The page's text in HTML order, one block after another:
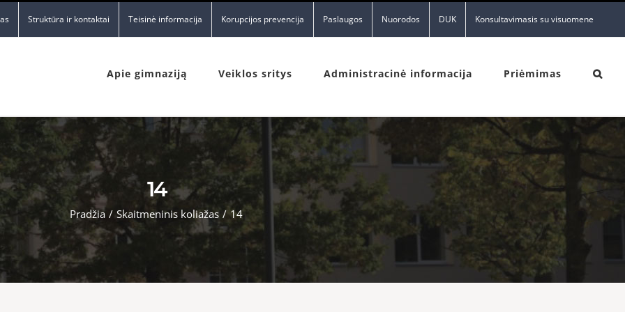
Struktūra ir kontaktai Teisinė informacija Korupcijos prevencija Paslaugos Nuorodos DUK Konsultavimasis su visuomene
Apie gimnaziją Veiklos sritys Administracinė informacija Priėmimas
14
Pradžia / Skaitmeninis koliažas / 14